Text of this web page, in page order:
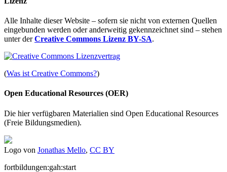
Alle Inhalte dieser Website – sofern sie nicht von externen Quellen
eingebunden werden oder anderweitig gekennzeichnet sind – stehen
unter derCreative Commons Lizenz BY-SA.
(Was ist Creative Commons?)
Open Educational Resources (OER)
Die hier verfügbaren Materialien sind Open Educational Resources
(Freie Bildungsmedien).
Logo von Jonathas Mello, CC BY
fortbildungen:gah:start